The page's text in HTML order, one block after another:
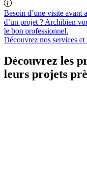
Besoin d’une visite avant
d’un projet ? Archibien
le bon professionnel.
Découvrez nos services et
Découvrez les
leurs projets